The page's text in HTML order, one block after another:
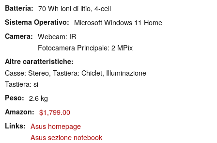
Batteria 70 Wh ioni di litio, 4-cell
Sistema Operativo Microsoft Windows 11 Home
Camera
Webcam: IR
Fotocamera Principale: 2 MPix
Altre caratteristiche
Casse: Stereo, Tastiera: Chiclet, Illuminazione
Tastiera: si
Peso 2.6 kg
Amazon $1,799.00
Links
Asus homepage
Asus sezione notebook